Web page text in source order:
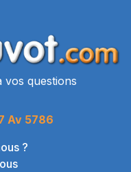
vos questions
Av 5786
?